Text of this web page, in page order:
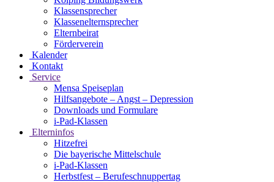
Klassensprecher
Klassenelternsprecher
Elternbeirat
Förderverein
Kalender
Kontakt
Service
Mensa Speiseplan
Hilfsangebote – Angst – Depression
Downloads und Formulare
i-Pad-Klassen
Elterninfos
Hitzefrei
Die bayerische Mittelschule
i-Pad-Klassen
Herbstfest – Berufeschnuppertag